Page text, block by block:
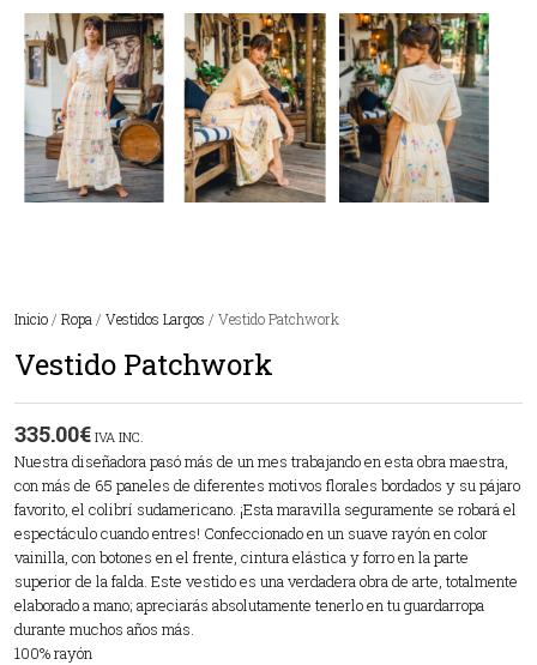
Inicio / Ropa / Vestidos Largos / Vestido Patchwork
Vestido Patchwork
335.00€ IVA INC.
Nuestra diseñadora pasó más de un mes trabajando en esta obra maestra,
con más de 65 paneles de diferentes motivos florales bordados y su pájaro
favorito, el colibrí sudamericano. ¡Esta maravilla seguramente se robará el
espectáculo cuando entres! Confeccionado en un suave rayón en color
vainilla, con botones en el frente, cintura elástica y forro en la parte
superior de la falda. Este vestido es una verdadera obra de arte, totalmente
elaborado a mano; apreciarás absolutamente tenerlo en tu guardarropa
durante muchos años más.
100% rayón